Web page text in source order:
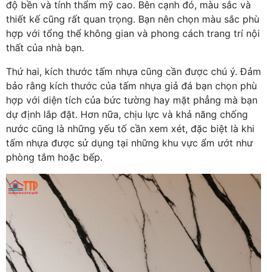
độ bền và tính thẩm mỹ cao. Bên cạnh đó, màu sắc và
thiết kế cũng rất quan trọng. Bạn nên chọn màu sắc phù
hợp với tổng thể không gian và phong cách trang trí nội
thất của nhà bạn.
Thứ hai, kích thước tấm nhựa cũng cần được chú ý. Đảm
bảo rằng kích thước của tấm nhựa giả đá bạn chọn phù
hợp với diện tích của bức tường hay mặt phẳng mà bạn
dự định lắp đặt. Hơn nữa, chịu lực và khả năng chống
nước cũng là những yếu tố cần xem xét, đặc biệt là khi
tấm nhựa được sử dụng tại những khu vực ẩm ướt như
phòng tắm hoặc bếp.